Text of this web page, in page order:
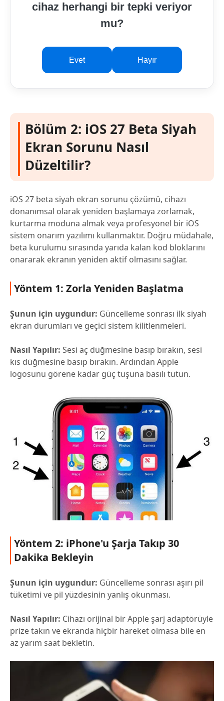
cihaz herhangi bir tepki veriyor
mu?
Evet Hayır
Bölüm 2: iOS 27 Beta Siyah
Ekran Sorunu Nasıl
Düzeltilir?
iOS 27 beta siyah ekran sorunu çözümü, cihazı
donanımsal olarak yeniden başlamaya zorlamak,
kurtarma moduna almak veya profesyonel bir iOS
sistem onarım yazılımı kullanmaktır. Doğru müdahale,
beta kurulumu sırasında yarıda kalan kod bloklarını
onararak ekranın yeniden aktif olmasını sağlar.
Yöntem 1: Zorla Yeniden Başlatma
Şunun için uygundur: Güncelleme sonrası ilk siyah
ekran durumları ve geçici sistem kilitlenmeleri.
Nasıl Yapılır: Sesi aç düğmesine basıp bırakın, sesi
kıs düğmesine basıp bırakın. Ardından Apple
logosunu görene kadar güç tuşuna basılı tutun.
Yöntem 2: iPhone'u Şarja Takıp 30
Dakika Bekleyin
Şunun için uygundur: Güncelleme sonrası aşırı pil
tüketimi ve pil yüzdesinin yanlış okunması.
Nasıl Yapılır: Cihazı orijinal bir Apple şarj adaptörüyle
prize takın ve ekranda hiçbir hareket olmasa bile en
az yarım saat bekletin.